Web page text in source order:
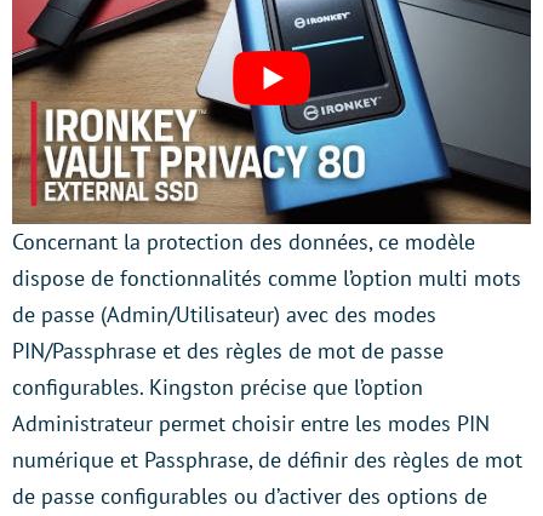
Concernant la protection des données, ce modèle
dispose de fonctionnalités comme l’option multi mots
de passe (Admin/Utilisateur) avec des modes
PIN/Passphrase et des règles de mot de passe
configurables. Kingston précise que l’option
Administrateur permet choisir entre les modes PIN
numérique et Passphrase, de définir des règles de mot
de passe configurables ou d’activer des options de